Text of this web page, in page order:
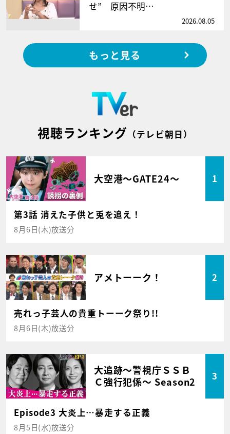
せ” 原因不明…
2026.08.05
もっと見る
視聴ランキング （テレビ朝日）
大空港～GATE24～ 1
第3話 消えた子供と兎を追え！
8月6日(木)放送分
アメトーーク！ 2
売れっ子芸人の貴重トーーク祭り!!
8月6日(木)放送分
大追跡～警視庁ＳＳＢ
Ｃ強行犯係～ Season2
3
Episode3 大炎上…暴走する正義
8月5日(水)放送分